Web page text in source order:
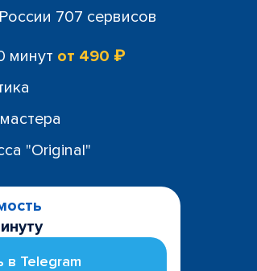
707 сервисов
минут от 490 ₽
"Original"
в Telegram